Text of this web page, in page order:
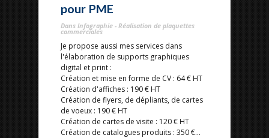
pour PME
Dans Infographie - Réalisation de plaquettes
commerciales
Je propose aussi mes services dans
l'élaboration de supports graphiques
digital et print :
Création et mise en forme de CV : 64 € HT
Création d'affiches : 190 € HT
Création de flyers, de dépliants, de cartes
de voeux : 190 € HT
Création de cartes de visite : 120 € HT
Création de catalogues produits : 350 €...